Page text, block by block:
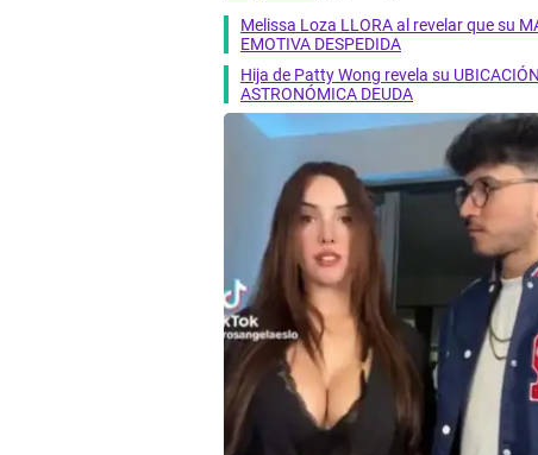
Melissa Loza LLORA al revelar que su
EMOTIVA DESPEDIDA
Hija de Patty Wong revela su
ASTRONÓMICA DEUDA